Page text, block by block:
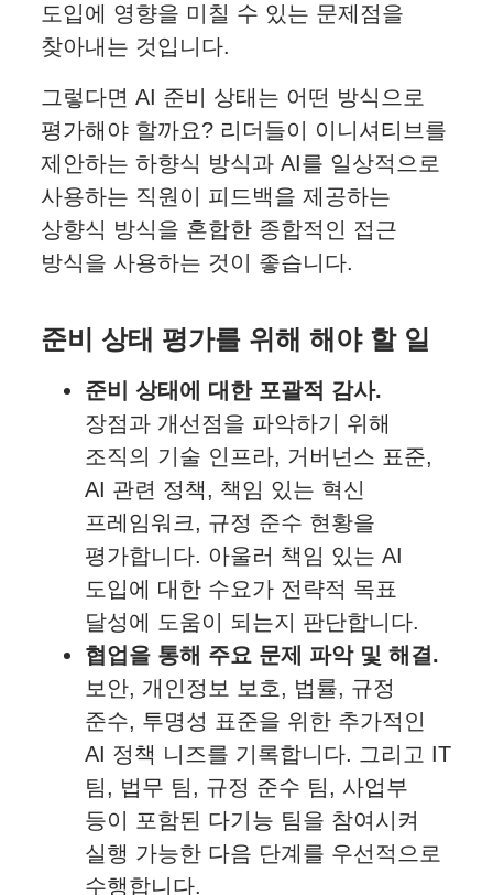
도입에 영향을 미칠 수 있는 문제점을
찾아내는 것입니다.
그렇다면 AI 준비 상태는 어떤 방식으로
평가해야 할까요? 리더들이 이니셔티브를
제안하는 하향식 방식과 AI를 일상적으로
사용하는 직원이 피드백을 제공하는
상향식 방식을 혼합한 종합적인 접근
방식을 사용하는 것이 좋습니다.
준비 상태 평가를 위해 해야 할 일
준비 상태에 대한 포괄적 감사.
장점과 개선점을 파악하기 위해
조직의 기술 인프라, 거버넌스 표준,
AI 관련 정책, 책임 있는 혁신
프레임워크, 규정 준수 현황을
평가합니다. 아울러 책임 있는 AI
도입에 대한 수요가 전략적 목표
달성에 도움이 되는지 판단합니다.
협업을 통해 주요 문제 파악 및 해결.
보안, 개인정보 보호, 법률, 규정
준수, 투명성 표준을 위한 추가적인
AI 정책 니즈를 기록합니다. 그리고 IT
팀, 법무 팀, 규정 준수 팀, 사업부
등이 포함된 다기능 팀을 참여시켜
실행 가능한 다음 단계를 우선적으로
수행합니다.